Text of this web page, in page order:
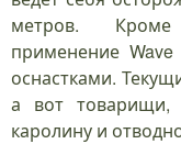
метров. Кроме
применение
оснастками.
а вот товарищи,
каролину и